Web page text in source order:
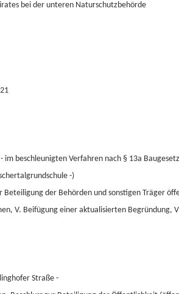
bei der unteren Naturschutzbehörde
beschleunigten Verfahren nach § 13a
-)
der Behörden und sonstigen Träger
V. Beifügung einer aktualisierten Begründung,
Straße -